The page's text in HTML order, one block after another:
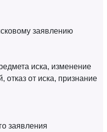
заявлению
иска, изменение
отказ от иска, признание
заявления